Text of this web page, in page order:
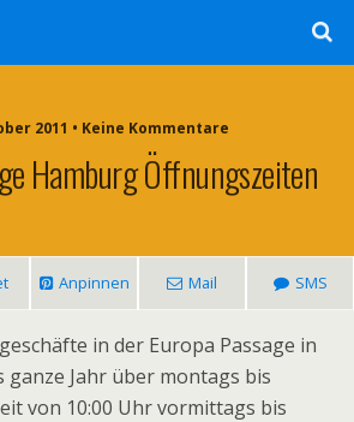
2011 • Keine Kommentare
Hamburg Öffnungszeiten
Anpinnen Mail SMS
in der Europa Passage in
ganze Jahr über montags bis
von 10:00 Uhr vormittags bis